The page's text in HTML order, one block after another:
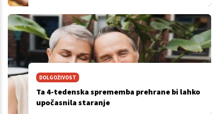
DOLGOŽIVOST
Ta 4-tedenska sprememba prehrane bi lahko
upočasnila staranje